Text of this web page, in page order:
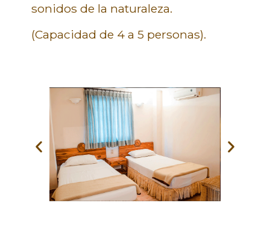
sonidos de la naturaleza.
(Capacidad de 4 a 5 personas).